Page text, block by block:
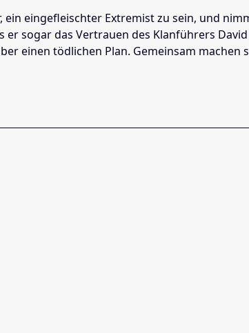
ein eingefleischter Extremist zu sein, und
er sogar das Vertrauen des Klanführers
einen tödlichen Plan. Gemeinsam